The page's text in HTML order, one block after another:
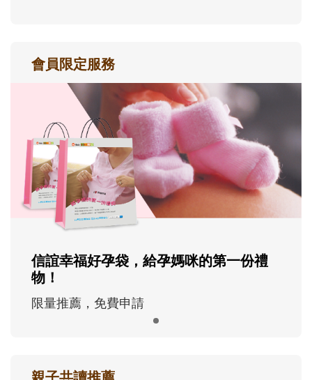
會員限定服務
信誼幸福好孕袋，給孕媽咪的第一份禮
物！
限量推薦，免費申請